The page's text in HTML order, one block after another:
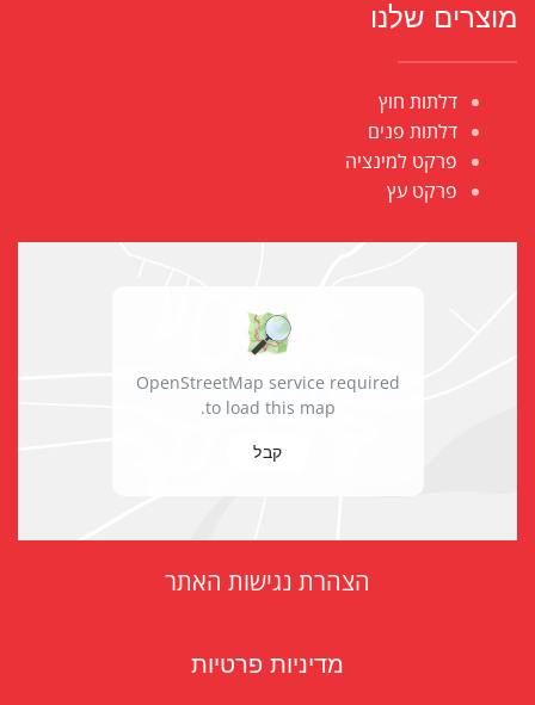
מוצרים שלנו
דלתות חוץ
דלתות פנים
פרקט למינציה
פרקט עץ
OpenStreetMap service required
to load this map.
קבל
הצהרת נגישות האתר
מדיניות פרטיות